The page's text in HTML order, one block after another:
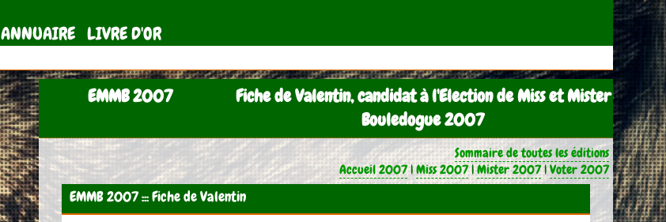
ANNUAIRE LIVRE D'OR
EMMB 2007
Fiche de Valentin, candidat à l'Election de Miss et Mister
Bouledogue 2007
Sommaire de toutes les éditions
Accueil 2007|Miss 2007|Mister 2007|Voter 2007
EMMB 2007 ::: Fiche de Valentin